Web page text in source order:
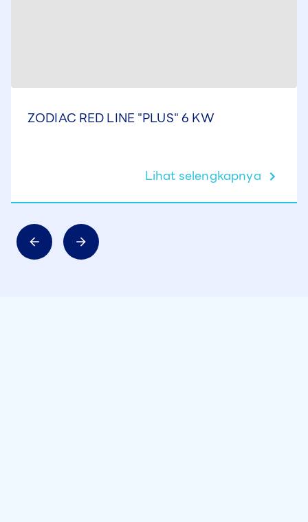
ZODIAC RED LINE "PLUS" 6 KW
Lihat selengkapnya